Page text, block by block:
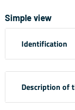
Simple view
Identification
Description of